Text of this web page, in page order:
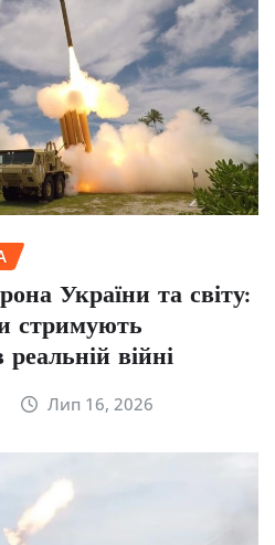
України та світу:
стримують
реальній війні
Лип 16, 2026